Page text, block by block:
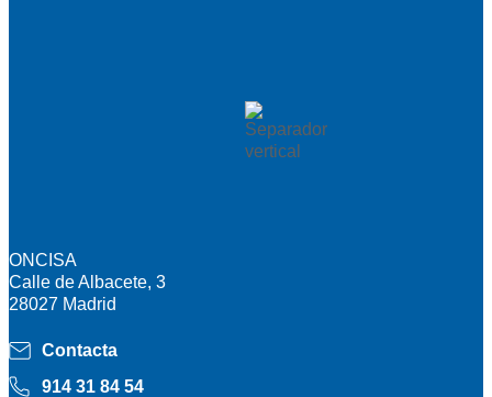
ONCISA
Calle de Albacete, 3
28027 Madrid
Contacta
914 31 84 54